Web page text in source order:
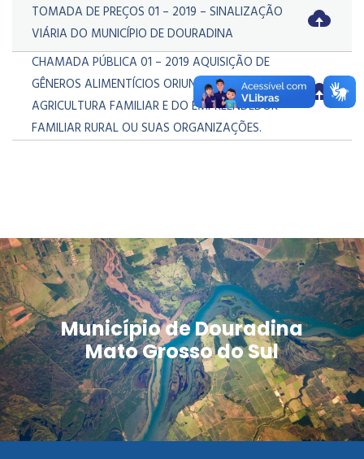
TOMADA DE PREÇOS 01 – 2019 – SINALIZAÇÃO
VIÁRIA DO MUNICÍPIO DE DOURADINA
CHAMADA PÚBLICA 01 – 2019 AQUISIÇÃO DE
GÊNEROS ALIMENTÍCIOS ORIUNDOS DA
AGRICULTURA FAMILIAR E DO EMPREENDEDOR
FAMILIAR RURAL OU SUAS ORGANIZAÇÕES.
Município de Douradina
Mato Grosso do Sul